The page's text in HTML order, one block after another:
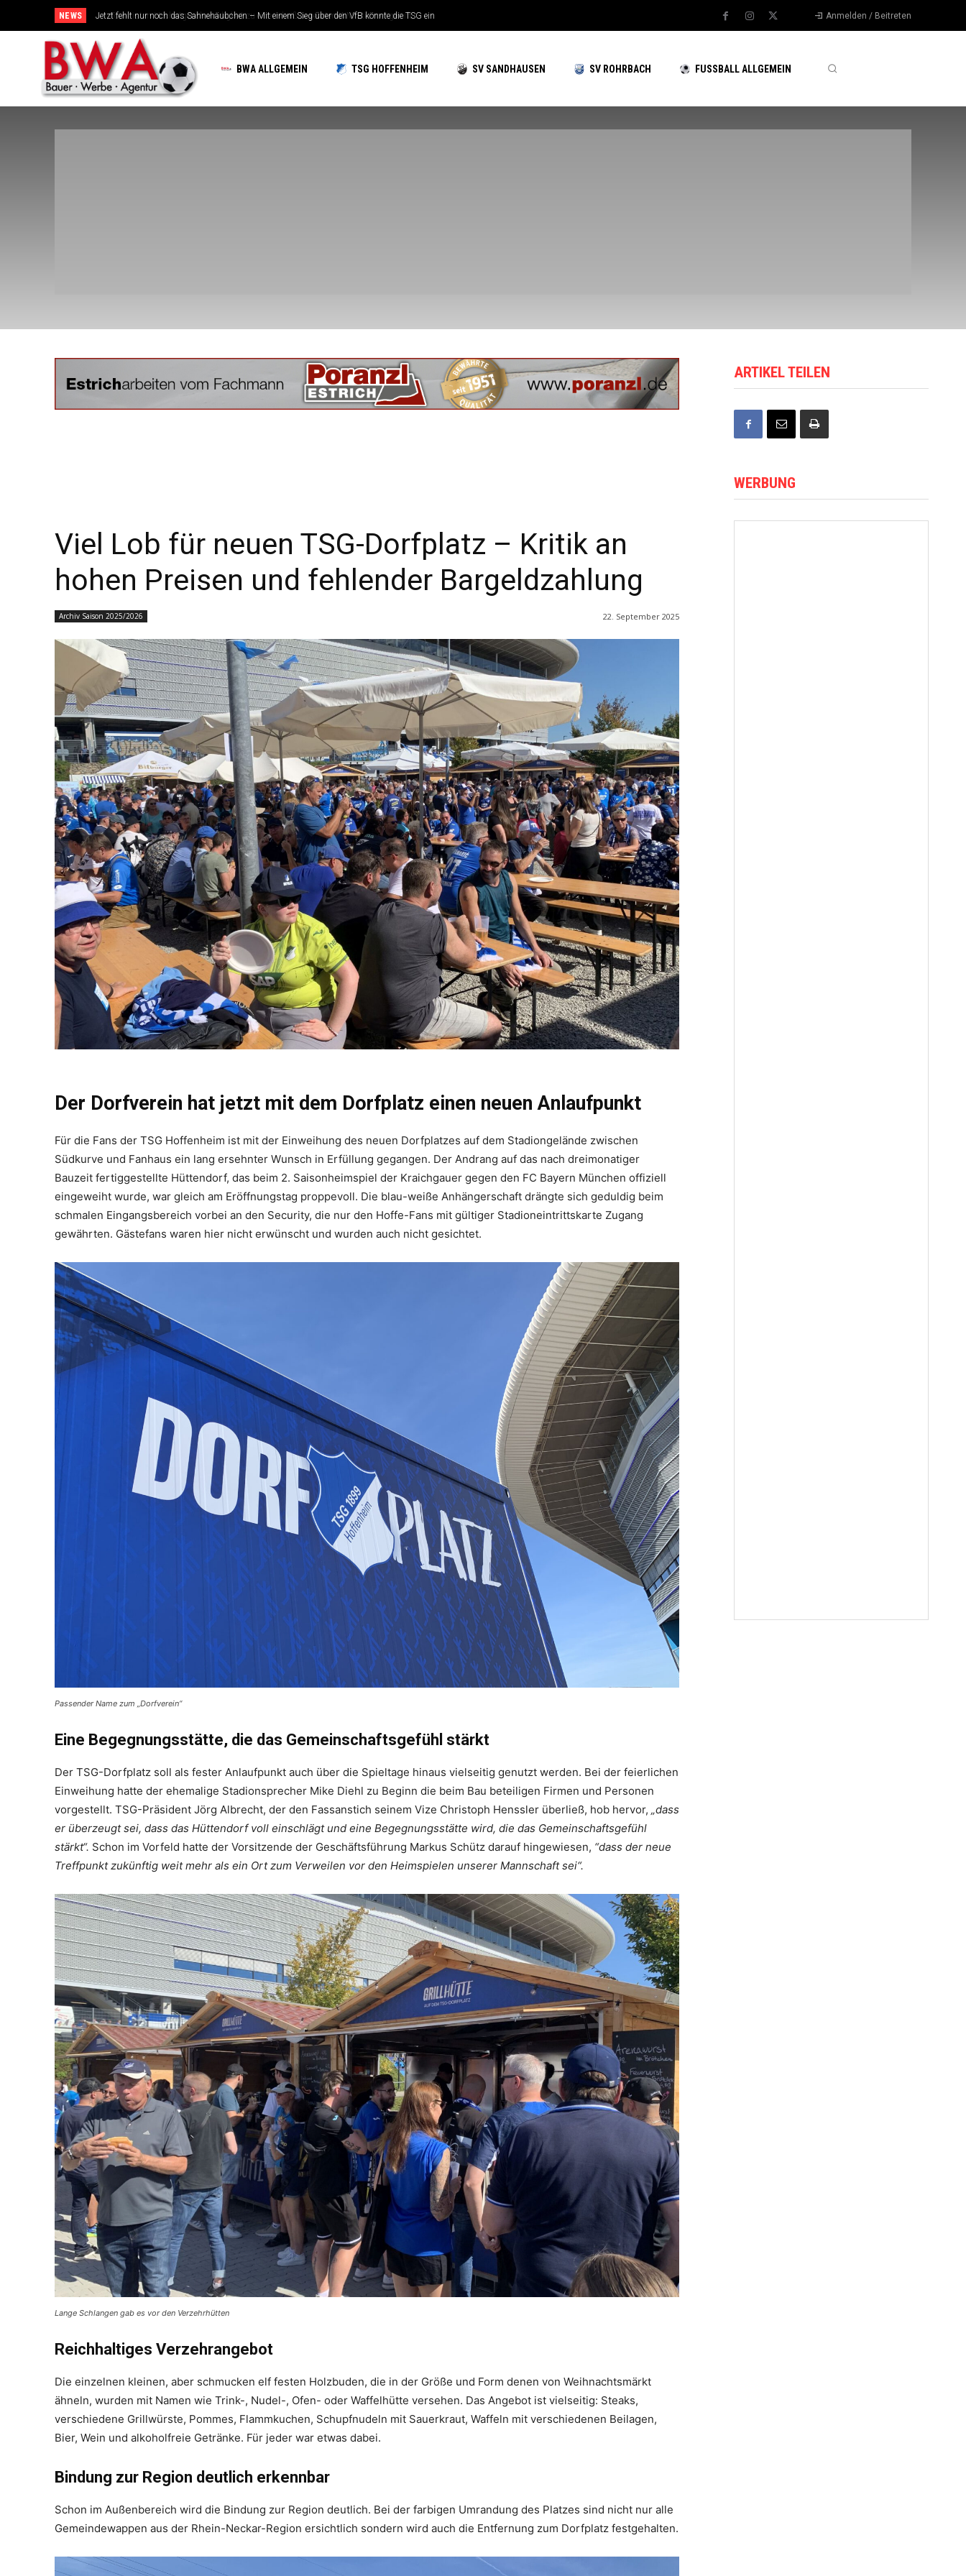
NEWS Touré ist in Höchstgeschwindigkeit zu einem heiß begehrten WM-Stürmer gereift Anmelden / Beitreten
BWA ALLGEMEIN TSG HOFFENHEIM SV SANDHAUSEN SV ROHRBACH FUSSBALL ALLGEMEIN
Viel Lob für neuen TSG-Dorfplatz – Kritik an
hohen Preisen und fehlender Bargeldzahlung
Archiv Saison 2025/2026 22. September 2025
Der Dorfverein hat jetzt mit dem Dorfplatz einen neuen Anlaufpunkt
Für die Fans der TSG Hoffenheim ist mit der Einweihung des neuen Dorfplatzes auf dem Stadiongelände zwischen
Südkurve und Fanhaus ein lang ersehnter Wunsch in Erfüllung gegangen. Der Andrang auf das nach dreimonatiger
Bauzeit fertiggestellte Hüttendorf, das beim 2. Saisonheimspiel der Kraichgauer gegen den FC Bayern München offiziell
eingeweiht wurde, war gleich am Eröffnungstag proppevoll. Die blau-weiße Anhängerschaft drängte sich geduldig beim
schmalen Eingangsbereich vorbei an den Security, die nur den Hoffe-Fans mit gültiger Stadioneintrittskarte Zugang
gewährten. Gästefans waren hier nicht erwünscht und wurden auch nicht gesichtet.
Passender Name zum „Dorfverein“
Eine Begegnungsstätte, die das Gemeinschaftsgefühl stärkt
Der TSG-Dorfplatz soll als fester Anlaufpunkt auch über die Spieltage hinaus vielseitig genutzt werden. Bei der feierlichen
Einweihung hatte der ehemalige Stadionsprecher Mike Diehl zu Beginn die beim Bau beteiligen Firmen und Personen
vorgestellt. TSG-Präsident Jörg Albrecht, der den Fassanstich seinem Vize Christoph Henssler überließ, hob hervor, „dass
er überzeugt sei, dass das Hüttendorf voll einschlägt und eine Begegnungsstätte wird, die das Gemeinschaftsgefühl
stärkt“. Schon im Vorfeld hatte der Vorsitzende der Geschäftsführung Markus Schütz darauf hingewiesen, “dass der neue
Treffpunkt zukünftig weit mehr als ein Ort zum Verweilen vor den Heimspielen unserer Mannschaft sei“.
Lange Schlangen gab es vor den Verzehrhütten
Reichhaltiges Verzehrangebot
Die einzelnen kleinen, aber schmucken elf festen Holzbuden, die in der Größe und Form denen von Weihnachtsmärkt
ähneln, wurden mit Namen wie Trink-, Nudel-, Ofen- oder Waffelhütte versehen. Das Angebot ist vielseitig: Steaks,
verschiedene Grillwürste, Pommes, Flammkuchen, Schupfnudeln mit Sauerkraut, Waffeln mit verschiedenen Beilagen,
Bier, Wein und alkoholfreie Getränke. Für jeder war etwas dabei.
Bindung zur Region deutlich erkennbar
Schon im Außenbereich wird die Bindung zur Region deutlich. Bei der farbigen Umrandung des Platzes sind nicht nur alle
Gemeindewappen aus der Rhein-Neckar-Region ersichtlich sondern wird auch die Entfernung zum Dorfplatz festgehalten.
ARTIKEL TEILEN
WERBUNG